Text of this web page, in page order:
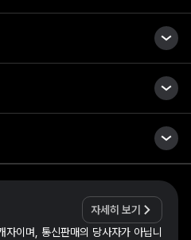
자세히 보기
자이며, 통신판매의 당사자가 아닙니